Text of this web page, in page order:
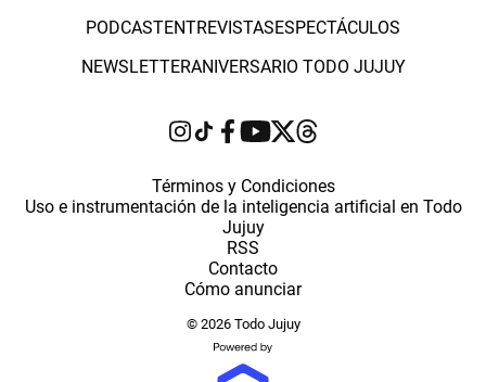
PODCASTENTREVISTASESPECTÁCULOS
NEWSLETTERANIVERSARIO TODO JUJUY
Términos y Condiciones
Uso e instrumentación de la inteligencia artificial en Todo
Jujuy
RSS
Contacto
Cómo anunciar
© 2026 Todo Jujuy